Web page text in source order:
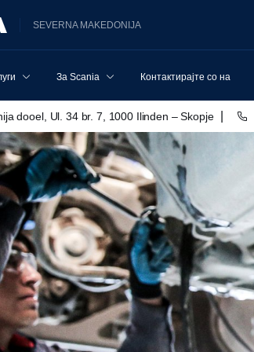
SEVERNA MAKEDONIJA
За Scania Контактирајте со нас
dooel, Ul. 34 br. 7, 1000 Ilinden – Skopje